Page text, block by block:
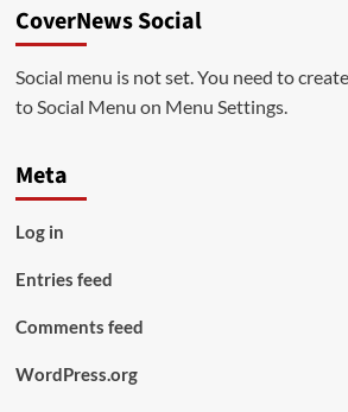
CoverNews Social
Social menu is not set. You need to
to Social Menu on Menu Settings.
Meta
Log in
Entries feed
Comments feed
WordPress.org